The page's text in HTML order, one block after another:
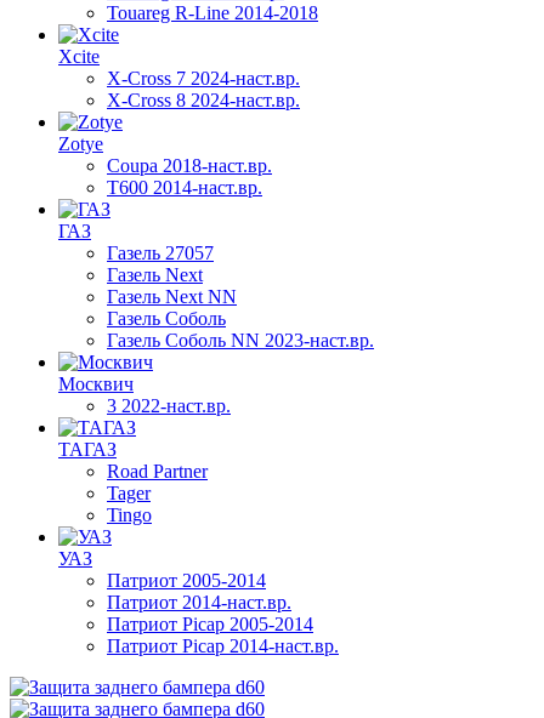
Touareg R-Line 2014-2018
Xcite
X-Cross 7 2024-наст.вр.
X-Cross 8 2024-наст.вр.
Zotye
Coupa 2018-наст.вр.
T600 2014-наст.вр.
ГАЗ
Газель 27057
Газель Next
Газель Next NN
Газель Соболь
Газель Соболь NN 2023-наст.вр.
Москвич
3 2022-наст.вр.
ТАГАЗ
Road Partner
Tager
Tingo
УАЗ
Патриот 2005-2014
Патриот 2014-наст.вр.
Патриот Picap 2005-2014
Патриот Picap 2014-наст.вр.